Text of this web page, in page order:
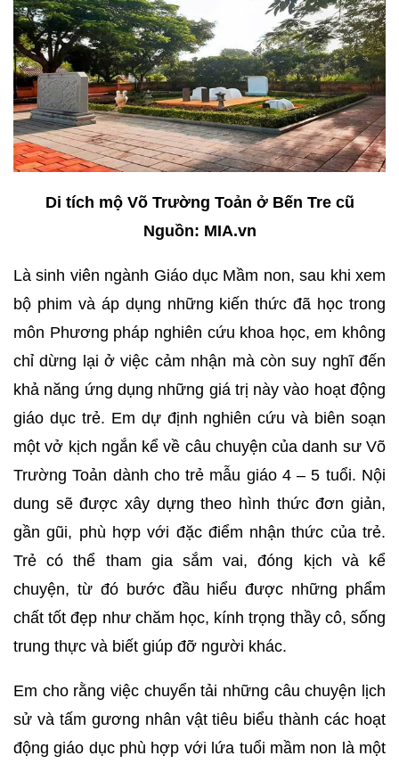
Di tích mộ Võ Trường Toản ở Bến Tre cũ
Nguồn: MIA.vn
Là sinh viên ngành Giáo dục Mầm non, sau khi xem
bộ phim và áp dụng những kiến thức đã học trong
môn Phương pháp nghiên cứu khoa học, em không
chỉ dừng lại ở việc cảm nhận mà còn suy nghĩ đến
khả năng ứng dụng những giá trị này vào hoạt động
giáo dục trẻ. Em dự định nghiên cứu và biên soạn
một vở kịch ngắn kể về câu chuyện của danh sư Võ
Trường Toản dành cho trẻ mẫu giáo 4 – 5 tuổi. Nội
dung sẽ được xây dựng theo hình thức đơn giản,
gần gũi, phù hợp với đặc điểm nhận thức của trẻ.
Trẻ có thể tham gia sắm vai, đóng kịch và kể
chuyện, từ đó bước đầu hiểu được những phẩm
chất tốt đẹp như chăm học, kính trọng thầy cô, sống
trung thực và biết giúp đỡ người khác.
Em cho rằng việc chuyển tải những câu chuyện lịch
sử và tấm gương nhân vật tiêu biểu thành các hoạt
động giáo dục phù hợp với lứa tuổi mầm non là một